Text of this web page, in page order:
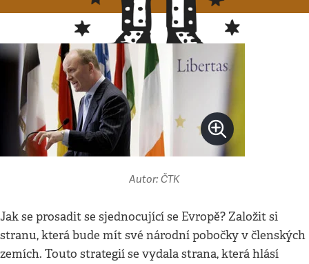
Autor: ČTK
Jak se prosadit se sjednocující se Evropě? Založit si
stranu, která bude mít své národní pobočky v členských
zemích. Touto strategií se vydala strana, která hlásí